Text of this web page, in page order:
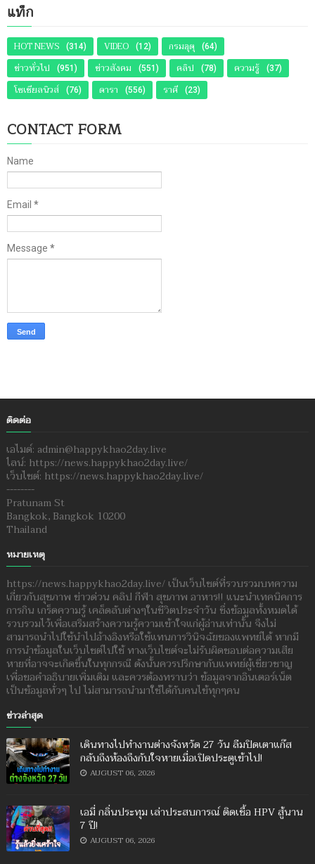
แท็ก
HOT NEWS (314) VIDEO (12) กรมอุตุ (64)
ข่าวทั่วไป (951) ข่าวสังคม (551) คลิป (78) ความรู้ (37)
โซเชียลนิวส์ (76) ดารา (556) ราศี (23)
CONTACT FORM
Name
Email *
Message *
ติดต่อ
เอไมด์: admin@happykhao2day.live
ไลน์: https://news.happykhao2day.live/
เว็บไซต์: https://news.happykhao2day.live/
--------
Pratunam St
Bangkok, Bangkok 10200
Thailand
หมายเหตุ
https://news.happykhao2day.live/ เป็นเว็บไซต์ที่รวบรวมบทความ
เกี่ยวกับสุขภาพ ข่าวด่วน คลิป กีฬา สุขภาพ อาหาร!! แนะนำเทคนิคการ
การกิน เกร็ดความรู้ เคล็ดลับต่างๆในชีวิตประจำวัน ซึ่งข้อมูลทั้งหมดได้
รวบรวมไว้เพื่อเสริมสร้างความรู้ความเข้าใจแก่ผู้อ่านเท่านั้น จึงไม่
สามารถนำไปใช้นำไปอ้างอิงหรือใช้แทนการวินิจฉัยของแพทย์ได้ หากมี
การนำข้อมูลในเว็บไซต์ไปใช้ ทางเว็บไซต์จะไม่รับผิดชอบต่อความเสีย
หายที่อาจจะเกิดขึ้นในทุกกรณี ดังนั้นควรปรึกษากับแพทย์ผู้เชี่ยวชาญ
เพื่อขอคำอธิบายเพิ่มเติม และควรต้องทราบว่า ข้อมูลจากอินเตอร์เน็ต
เป็นข้อมูลทั่วๆ ไป ไม่สามารถนำมาใช้ได้กับคนไข้ทุกๆคน
ข่าวล่าสุด
เดินทางไปทำงานต่างจังหวัด 27 วัน ลืมปิดเตาแก๊ส
กลับถึงห้องถึงกับใจหายเมื่อเปิดประตูเข้าไป!
AUGUST 06, 2026
เอมี่ กลิ่นประทุม เล่าประสบการณ์ ติดเชื้อ HPV สู้นาน
7 ปี!
AUGUST 06, 2026